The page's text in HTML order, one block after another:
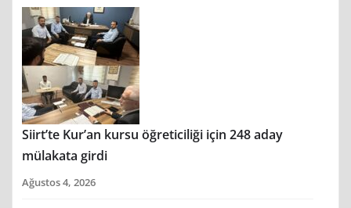
Siirt’te Kur’an kursu öğreticiliği için 248 aday
mülakata girdi
Ağustos 4, 2026